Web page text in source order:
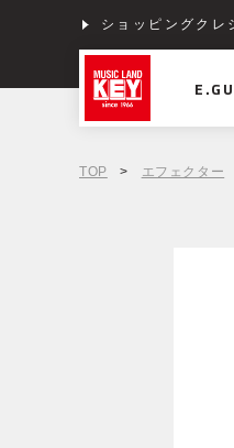
ショッピングクレ
TOP > エフェクター